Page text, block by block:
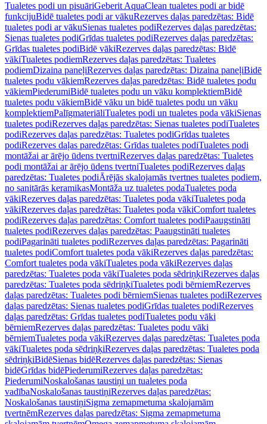
Tualetes podi un pisuāriGeberit AquaClean tualetes podi ar bidē
funkcijuBidē tualetes podi ar vākuRezerves daļas paredzētas: Bidē
tualetes podi ar vākuSienas tualetes podiRezerves daļas paredzētas:
Sienas tualetes podiGrīdas tualetes podiRezerves daļas paredzētas:
Grīdas tualetes podiBidē vākiRezerves daļas paredzētas: Bidē
vākiTualetes podiemRezerves daļas paredzētas: Tualetes
podiemDizaina paneļiRezerves daļas paredzētas: Dizaina paneļiBidē
tualetes podu vākiemRezerves daļas paredzētas: Bidē tualetes podu
vākiemPiederumiBidē tualetes podu un vāku komplektiemBidē
tualetes podu vākiemBidē vāku un bidē tualetes podu un vāku
komplektiemPalīgmateriāliTualetes podi un tualetes poda vākiSienas
tualetes podiRezerves daļas paredzētas: Sienas tualetes podiTualetes
podiRezerves daļas paredzētas: Tualetes podiGrīdas tualetes
podiRezerves daļas paredzētas: Grīdas tualetes podiTualetes podi
montāžai ar ārējo ūdens tvertniRezerves daļas paredzētas: Tualetes
podi montāžai ar ārējo ūdens tvertniTualetes podiRezerves daļas
paredzētas: Tualetes podiĀrējās skalojamās tvertnes tualetes podiem,
no sanitārās keramikasMontāža uz tualetes podaTualetes poda
vākiRezerves daļas paredzētas: Tualetes poda vākiTualetes poda
vākiRezerves daļas paredzētas: Tualetes poda vākiComfort tualetes
podiRezerves daļas paredzētas: Comfort tualetes podiPaaugstināti
tualetes podiRezerves daļas paredzētas: Paaugstināti tualetes
podiPagarināti tualetes podiRezerves daļas paredzētas: Pagarināti
tualetes podiComfort tualetes poda vākiRezerves daļas paredzētas:
Comfort tualetes poda vākiTualetes poda vākiRezerves daļas
paredzētas: Tualetes poda vākiTualetes poda sēdriņķiRezerves daļas
paredzētas: Tualetes poda sēdriņķiTualetes podi bērniemRezerves
daļas paredzētas: Tualetes podi bērniemSienas tualetes podiRezerves
daļas paredzētas: Sienas tualetes podiGrīdas tualetes podiRezerves
daļas paredzētas: Grīdas tualetes podiTualetes podu vāki
bērniemRezerves daļas paredzētas: Tualetes podu vāki
bērniemTualetes poda vākiRezerves daļas paredzētas: Tualetes poda
vākiTualetes poda sēdriņķiRezerves daļas paredzētas: Tualetes poda
sēdriņķiBidēSienas bidēRezerves daļas paredzētas: Sienas
bidēGrīdas bidēPiederumiRezerves daļas paredzētas:
PiederumiNoskalošanas taustiņi un tualetes poda
vadībaNoskalošanas taustiņiRezerves daļas paredzētas:
Noskalošanas taustiņiSigma zemapmetuma skalojamām
tvertnēmRezerves daļas paredzētas: Sigma zemapmetuma